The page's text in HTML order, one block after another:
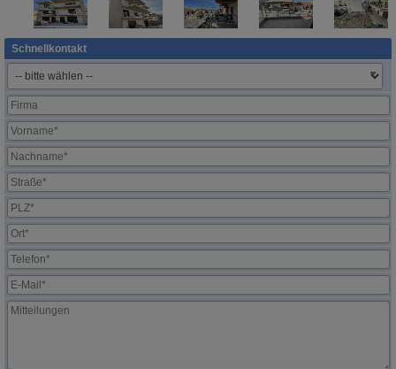
Schnellkontakt